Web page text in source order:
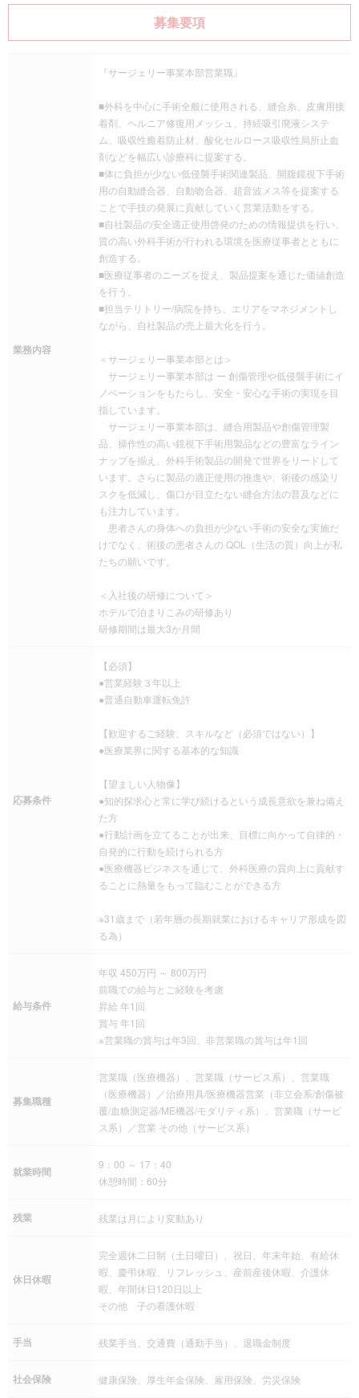
募集要項
業務内容
『サージェリー事業本部営業職』
■外科を中心に手術全般に使用される、縫合糸、皮膚用接
着剤、ヘルニア修復用メッシュ、持続吸引廃液システ
ム、吸収性癒着防止材、酸化セルロース吸収性局所止血
剤などを幅広い診療科に提案する。
■体に負担が少ない低侵襲手術関連製品、開腹鏡視下手術
用の自動縫合器、自動吻合器、超音波メス等を提案する
ことで手技の発展に貢献していく営業活動をする。
■自社製品の安全適正使用啓発のための情報提供を行い、
質の高い外科手術が行われる環境を医療従事者とともに
創造する。
■医療従事者のニーズを捉え、製品提案を通じた価値創造
を行う。
■担当テリトリー/病院を持ち、エリアをマネジメントし
ながら、自社製品の売上最大化を行う。
＜サージェリー事業本部とは＞
サージェリー事業本部は ー 創傷管理や低侵襲手術にイ
ノベーションをもたらし、安全・安心な手術の実現を目
指しています。
サージェリー事業本部は、縫合用製品や創傷管理製
品、操作性の高い鏡視下手術用製品などの豊富なライン
ナップを揃え、外科手術製品の開発で世界をリードして
います。さらに製品の適正使用の推進や、術後の感染リ
スクを低減し、傷口が目立たない縫合方法の普及などに
も注力しています。
患者さんの身体への負担が少ない手術の安全な実施だ
けでなく、術後の患者さんの QOL（生活の質）向上が私
たちの願いです。
＜入社後の研修について＞
ホテルで泊まりこみの研修あり
研修期間は最大3か月間
応募条件
【必須】
●営業経験３年以上
●普通自動車運転免許
【歓迎するご経験、スキルなど（必須ではない）】
●医療業界に関する基本的な知識
【望ましい人物像】
●知的探求心と常に学び続けるという成⾧意欲を兼ね備え
た方
●行動計画を立てることが出来、目標に向かって自律的・
自発的に行動を続けられる方
●医療機器ビジネスを通じて、外科医療の質向上に貢献す
ることに熱量をもって臨むことができる方
※31歳まで（若年層の長期就業におけるキャリア形成を図
る為）
給与条件
年収 450万円 ～ 800万円
前職での給与とご経験を考慮
昇給 年1回
賞与 年1回
※営業職の賞与は年3回、非営業職の賞与は年1回
募集職種
営業職（医療機器）、営業職（サービス系）、営業職
（医療機器）／治療用具/医療機器営業（非立会系/創傷被
覆/血糖測定器/ME機器/モダリティ系）、営業職（サービ
ス系）／営業 その他（サービス系）
就業時間
9：00 ～ 17：40
休憩時間：60分
残業 残業は月により変動あり
休日休暇
完全週休二日制（土日曜日）、祝日、年末年始、有給休
暇、慶弔休暇、リフレッシュ、産前産後休暇、介護休
暇、年間休日120日以上
その他 子の看護休暇
手当 残業手当、交通費（通勤手当）、退職金制度
社会保険 健康保険、厚生年金保険、雇用保険、労災保険